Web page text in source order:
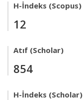
H-İndeks (Scopus)
12
Atıf (Scholar)
854
H-İndeks (Scholar)